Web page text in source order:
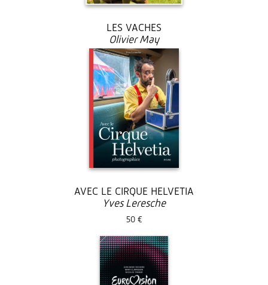
LES VACHES
Olivier May
38 €
AVEC LE CIRQUE HELVETIA
Yves Leresche
50 €